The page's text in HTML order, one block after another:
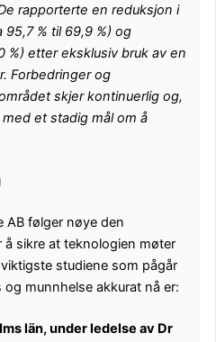
rapporterte en reduksjon i
% til 69,9 %) og
%) etter eksklusiv bruk av en
Forbedringer og
skjer kontinuerlig og,
et stadig mål om å
AB følger nøye den
sikre at teknologien møter
studiene som pågår
munnhelse akkurat nå er:
län, under ledelse av Dr